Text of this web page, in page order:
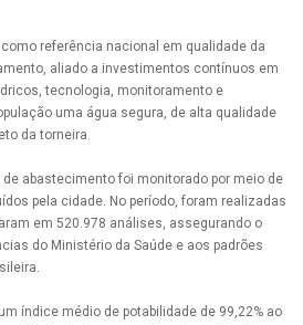
referência nacional em qualidade da
aliado a investimentos contínuos em
tecnologia, monitoramento e
uma água segura, de alta qualidade
da torneira.
abastecimento foi monitorado por meio de
pela cidade. No período, foram realizadas
em 520.978 análises, assegurando o
do Ministério da Saúde e aos padrões
índice médio de potabilidade de 99,22% ao